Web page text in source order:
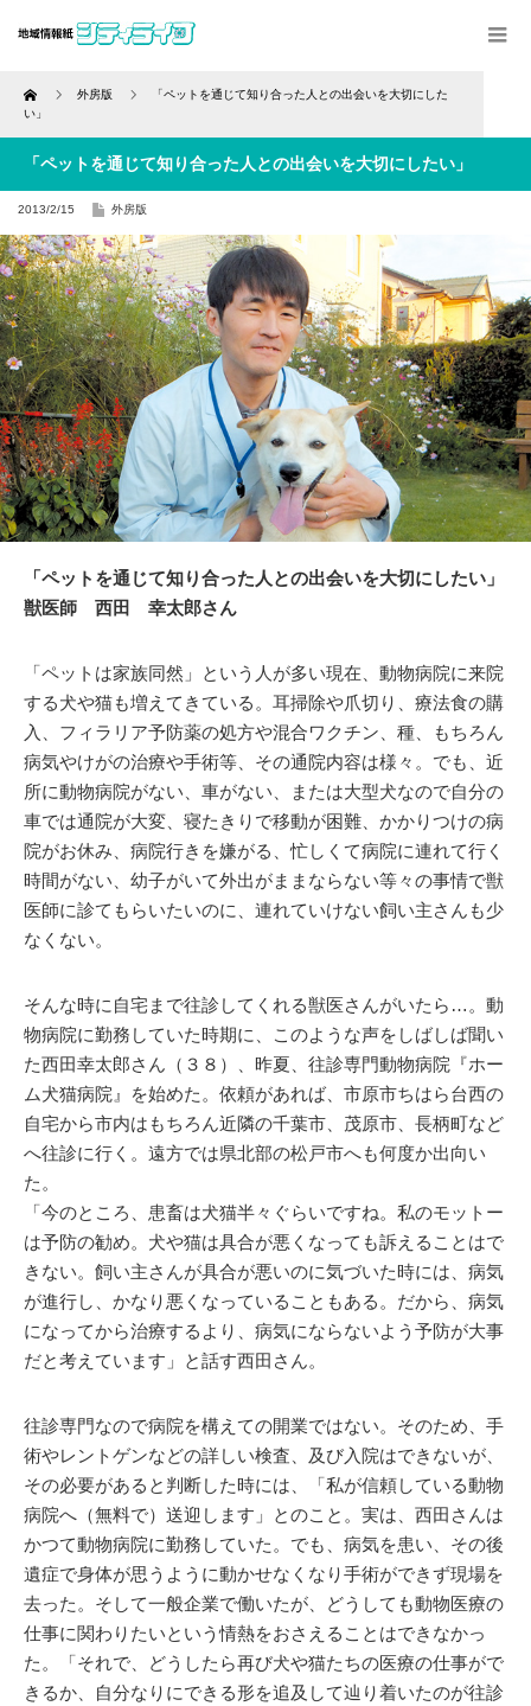
Home 外房版
「ペットを通じて知り合った人との出会いを大切にした
い」
「ペットを通じて知り合った人との出会いを大切にしたい」
2013/2/15 外房版
「ペットを通じて知り合った人との出会いを大切にしたい」
獣医師 西田 幸太郎さん
「ペットは家族同然」という人が多い現在、動物病院に来院
する犬や猫も増えてきている。耳掃除や爪切り、療法食の購
入、フィラリア予防薬の処方や混合ワクチン、種、もちろん
病気やけがの治療や手術等、その通院内容は様々。でも、近
所に動物病院がない、車がない、または大型犬なので自分の
車では通院が大変、寝たきりで移動が困難、かかりつけの病
院がお休み、病院行きを嫌がる、忙しくて病院に連れて行く
時間がない、幼子がいて外出がままならない等々の事情で獣
医師に診てもらいたいのに、連れていけない飼い主さんも少
なくない。
そんな時に自宅まで往診してくれる獣医さんがいたら…。動
物病院に勤務していた時期に、このような声をしばしば聞い
た西田幸太郎さん（３８）、昨夏、往診専門動物病院『ホー
ム犬猫病院』を始めた。依頼があれば、市原市ちはら台西の
自宅から市内はもちろん近隣の千葉市、茂原市、長柄町など
へ往診に行く。遠方では県北部の松戸市へも何度か出向い
た。
「今のところ、患畜は犬猫半々ぐらいですね。私のモットー
は予防の勧め。犬や猫は具合が悪くなっても訴えることはで
きない。飼い主さんが具合が悪いのに気づいた時には、病気
が進行し、かなり悪くなっていることもある。だから、病気
になってから治療するより、病気にならないよう予防が大事
だと考えています」と話す西田さん。
往診専門なので病院を構えての開業ではない。そのため、手
術やレントゲンなどの詳しい検査、及び入院はできないが、
その必要があると判断した時には、「私が信頼している動物
病院へ（無料で）送迎します」とのこと。実は、西田さんは
かつて動物病院に勤務していた。でも、病気を患い、その後
遺症で身体が思うように動かせなくなり手術ができず現場を
去った。そして一般企業で働いたが、どうしても動物医療の
仕事に関わりたいという情熱をおさえることはできなかっ
た。「それで、どうしたら再び犬や猫たちの医療の仕事がで
きるか、自分なりにできる形を追及して辿り着いたのが往診